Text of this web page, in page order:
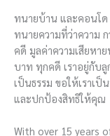
ทนายบ้าน และคอนโ
ทนายความที่ว่าความ
คดี มูลค่าความเสียหา
บาท ทุกคดี เราอยู่กับลู
เป็นธรรม ขอให้เราเ
และปกป้องสิทธิให้คุณ
With over 15 years